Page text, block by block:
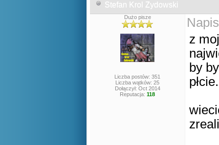
Stefan Krol Zydowski
Dużo pisze
Liczba postów: 351
Liczba wątków: 25
Dołączył: Oct 2014
Reputacja: 118
z
by